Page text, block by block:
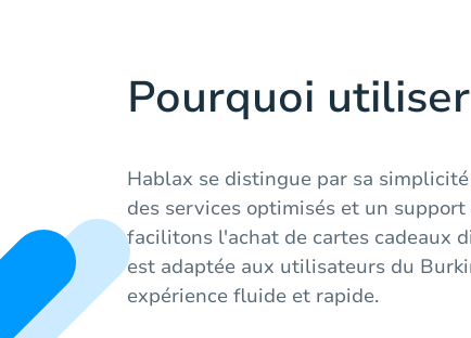
Pourquoi
Hablax se distingue par sa
des services optimisés et un
facilitons l'achat de cartes cadeaux
est adaptée aux utilisateurs du
expérience fluide et rapide.